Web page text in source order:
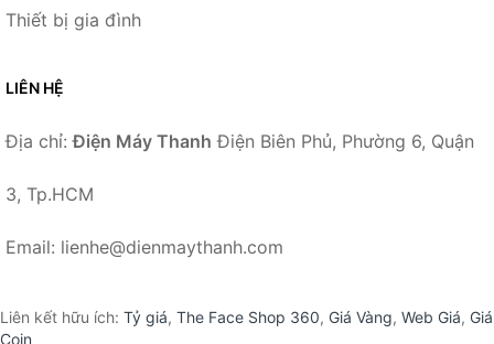
Thiết bị gia đình
LIÊN HỆ
Địa chỉ:Điện Máy Thanh Điện Biên Phủ, Phường 6, Quận
3, Tp.HCM
Email: lienhe@dienmaythanh.com
Liên kết hữu ích: Tỷ giá, The Face Shop 360, Giá Vàng, Web Giá, Giá
Coin